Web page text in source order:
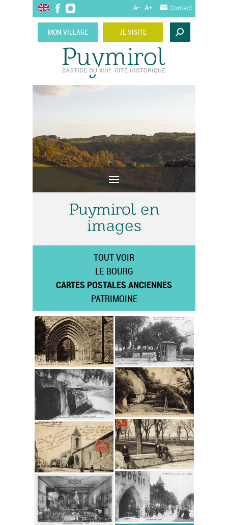
A- A+ Contact
MON VILLAGE JE VISITE
Puymirol en
images
TOUT VOIR
LE BOURG
CARTES POSTALES ANCIENNES
PATRIMOINE